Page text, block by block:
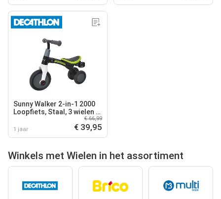
Sunny Walker 2-in-1 2000
Loopfiets, Staal, 3 wielen -
1 jaar
€ 66,99
€ 39,95
Winkels met Wielen in het assortiment